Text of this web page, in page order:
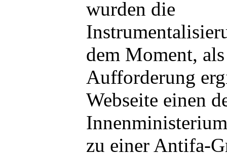
wurden die
dem Moment,
Aufforderung
Webseite einen
zu einer Antifa-